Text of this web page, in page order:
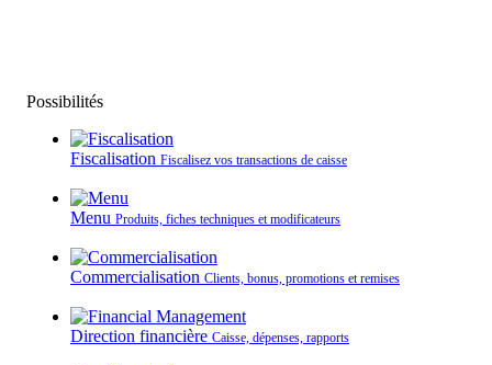
Possibilités
Fiscalisation Fiscalisez vos transactions de caisse
Menu Produits, fiches techniques et modificateurs
Commercialisation Clients, bonus, promotions et remises
Direction financière Caisse, dépenses, rapports